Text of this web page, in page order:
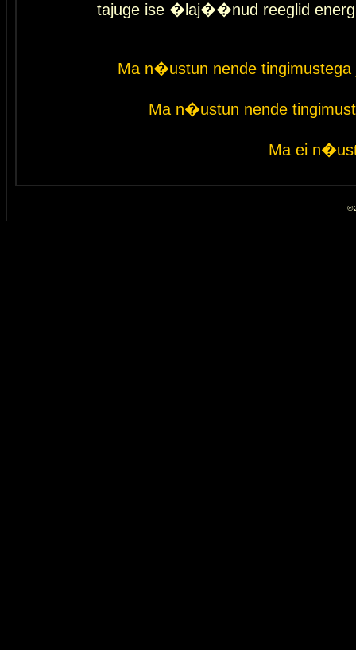
tajuge ise �laj��nud reeglid
Ma n�ustun nende
Ma n�ustun nende
Ma ei
©